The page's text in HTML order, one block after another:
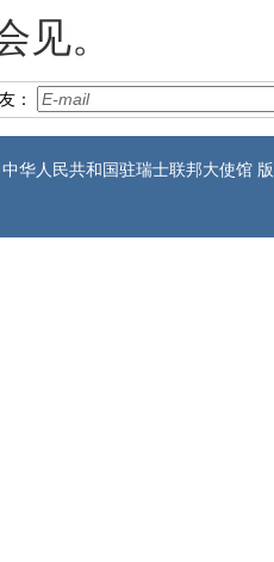
见。
：
中华人民共和国驻瑞士联邦大使馆